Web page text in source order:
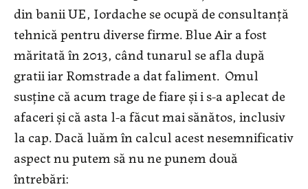
din banii UE, Iordache se ocupă de consultanță
tehnică pentru diverse firme. Blue Air a fost
măritată în 2013, când tunarul se afla după
gratii iar Romstrade a dat faliment. Omul
susține că acum trage de fiare și i s-a aplecat de
afaceri și că asta l-a făcut mai sănătos, inclusiv
la cap. Dacă luăm în calcul acest nesemnificativ
aspect nu putem să nu ne punem două
întrebări: